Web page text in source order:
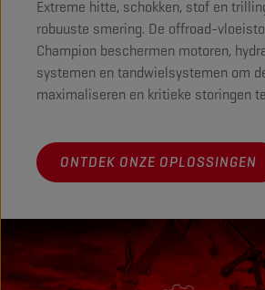
Extreme hitte, schokken, stof en
robuuste smering. De offroad-
Champion beschermen motoren,
systemen en tandwielsystemen om
maximaliseren en kritieke storingen
ONTDEK ONZE OPLOSSINGEN